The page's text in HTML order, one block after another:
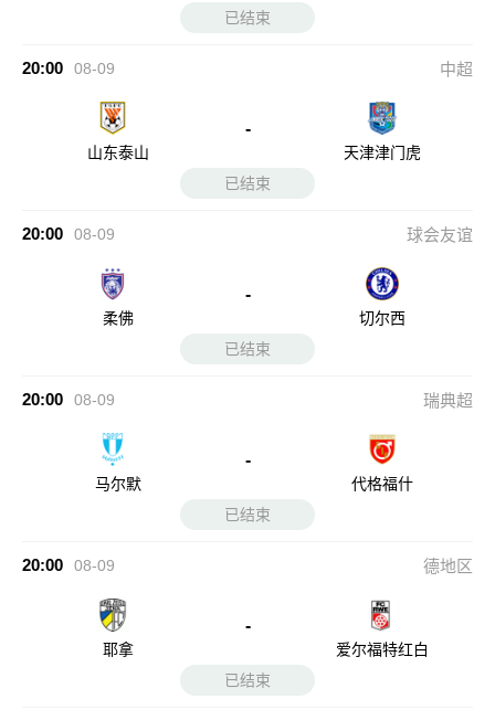
已结束
20:00 08-09 中超
山东泰山
-
天津津门虎
已结束
20:00 08-09 球会友谊
柔佛
-
切尔西
已结束
20:00 08-09 瑞典超
马尔默
-
代格福什
已结束
20:00 08-09 德地区
耶拿
-
爱尔福特红白
已结束